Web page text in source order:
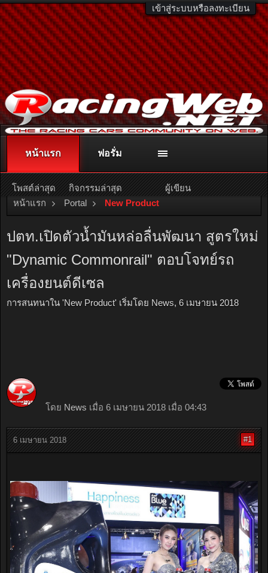
เข้าสู่ระบบหรือลงทะเบียน
ติดต่อลงโฆษณา racingweb@gmail.comหรือโทร. 081-811-1138
หรืออ่านรายละเอียดเพิ่มเติม คลิกที่นี่
หน้าแรก Portal New Product
ปตท.เปิดตัวน้ำมันหล่อลื่นพัฒนา สูตรใหม่
"Dynamic Commonrail" ตอบโจทย์รถ
เครื่องยนต์ดีเซล
การสนทนาใน 'New Product' เริ่มโดย News, 6 เมษายน 2018
โดย News เมื่อ 6 เมษายน 2018 เมื่อ 04:43
6 เมษายน 2018 #1
หน้าแรก
โพสต์ล่าสุด กิจกรรมล่าสุด ผู้เขียน
ฟอรั่ม